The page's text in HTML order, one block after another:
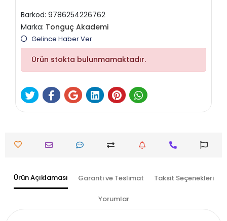
Barkod: 9786254226762
Marka: Tonguç Akademi
Gelince Haber Ver
Ürün stokta bulunmamaktadır.
Ürün Açıklaması Garanti ve Teslimat Taksit Seçenekleri
Yorumlar